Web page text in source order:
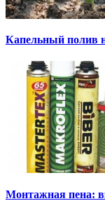
Капельный полив
Монтажная пена: